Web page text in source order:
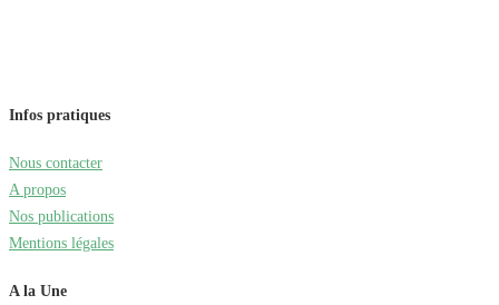
Infos pratiques
Nous contacter
A propos
Nos publications
Mentions légales
A la Une